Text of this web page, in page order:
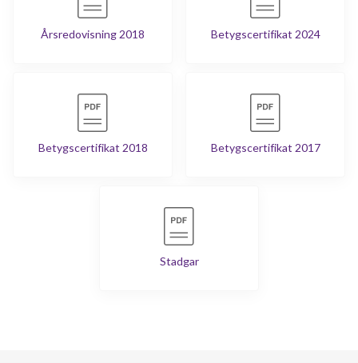
Årsredovisning 2018 Betygscertifikat 2024
Betygscertifikat 2018 Betygscertifikat 2017
Stadgar